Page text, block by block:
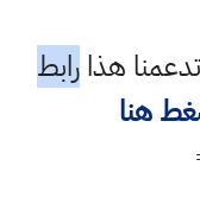
هذارابط
هنا